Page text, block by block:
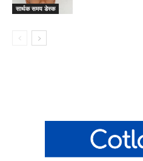
सार्थक समय डेस्क